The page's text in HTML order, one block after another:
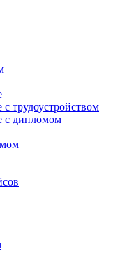
трудоустройством
с дипломом